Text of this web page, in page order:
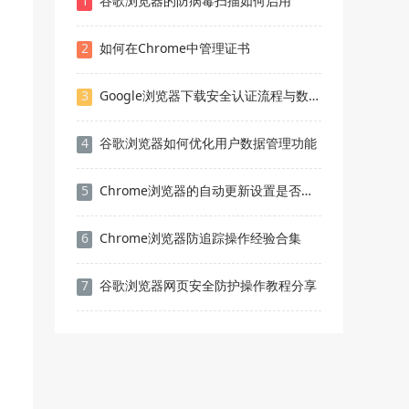
2 如何在Chrome中管理证书
3 Google浏览器下载安全认证流程与数据保护方案
4 谷歌浏览器如何优化用户数据管理功能
5 Chrome浏览器的自动更新设置是否合理
6 Chrome浏览器防追踪操作经验合集
7 谷歌浏览器网页安全防护操作教程分享